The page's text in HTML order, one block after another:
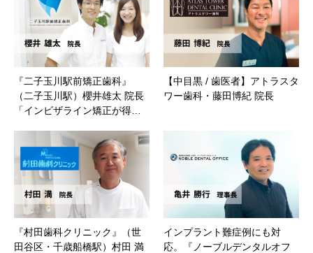
『二子玉川駅前矯正歯科』
（二子玉川駅）櫻井雄太 院長
「インビザライン矯正が得…
【中目黒 / 歯医者】アトラスタ
ワー歯科・藤田博紀 院長
『村田歯科クリニック』（世
田谷区・千歳船橋駅）村田 満
インプラント難症例にも対
応。『ノーブルデンタルオフ